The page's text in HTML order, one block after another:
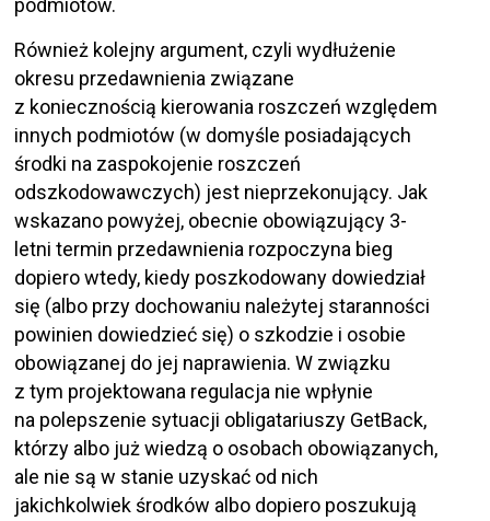
podmiotów.
Również kolejny argument, czyli wydłużenie
okresu przedawnienia związane
z koniecznością kierowania roszczeń względem
innych podmiotów (w domyśle posiadających
środki na zaspokojenie roszczeń
odszkodowawczych) jest nieprzekonujący. Jak
wskazano powyżej, obecnie obowiązujący 3-
letni termin przedawnienia rozpoczyna bieg
dopiero wtedy, kiedy poszkodowany dowiedział
się (albo przy dochowaniu należytej staranności
powinien dowiedzieć się) o szkodzie i osobie
obowiązanej do jej naprawienia. W związku
z tym projektowana regulacja nie wpłynie
na polepszenie sytuacji obligatariuszy GetBack,
którzy albo już wiedzą o osobach obowiązanych,
ale nie są w stanie uzyskać od nich
jakichkolwiek środków albo dopiero poszukują